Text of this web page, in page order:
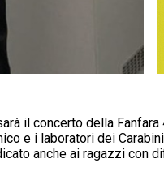
il concerto della
e i laboratori dei
anche ai ragazzi con